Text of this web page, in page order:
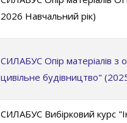
2026 Навчальний рік)
СИЛАБУС Опір матеріалів з
цивільне будівництво"
СИЛАБУС Вибірковий курс